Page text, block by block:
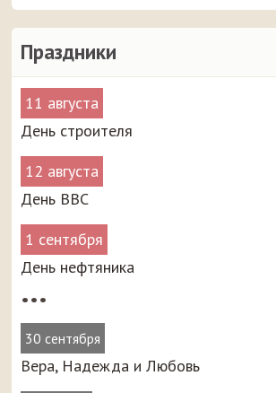
Праздники
11 августа
День строителя
12 августа
День ВВС
1 сентября
День нефтяника
•••
30 сентября
Вера, Надежда и Любовь